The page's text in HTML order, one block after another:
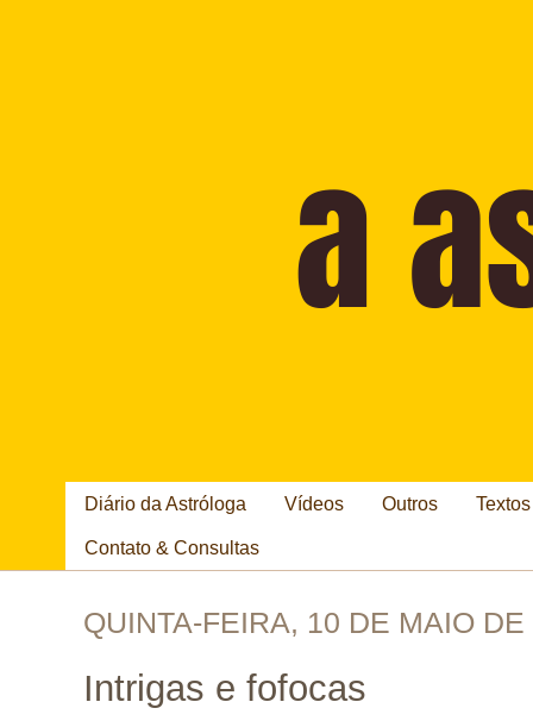
Diário da Astróloga Vídeos Outros
Contato & Consultas
QUINTA-FEIRA, 10 DE MAIO DE
Intrigas e fofocas